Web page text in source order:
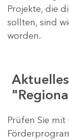
Projekte, die
sollten, sind
worden.
Prüfen Sie mit